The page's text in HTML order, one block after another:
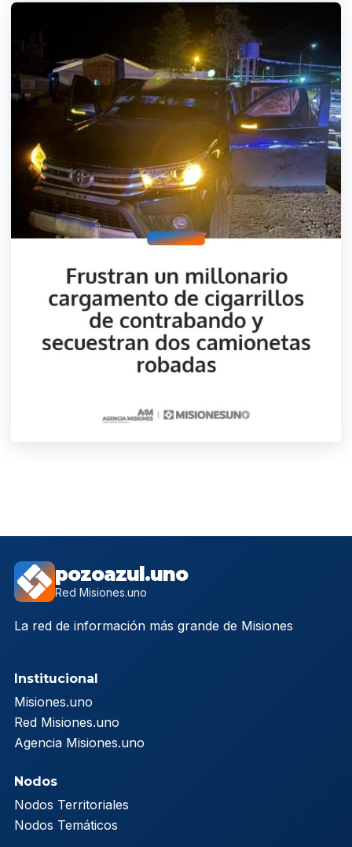
pozoazul.uno
Red Misiones.uno
La red de información más grande de Misiones
Institucional
Misiones.uno
Red Misiones.uno
Agencia Misiones.uno
Nodos
Nodos Territoriales
Nodos Temáticos